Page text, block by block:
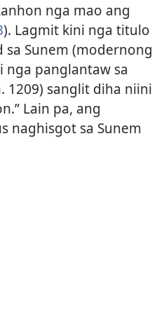
nga mao ang
). Lagmit kini nga titulo
Sunem (modernong
nga panglantaw sa
1209) sanglit diha niini
Lain pa, ang
naghisgot sa Sunem